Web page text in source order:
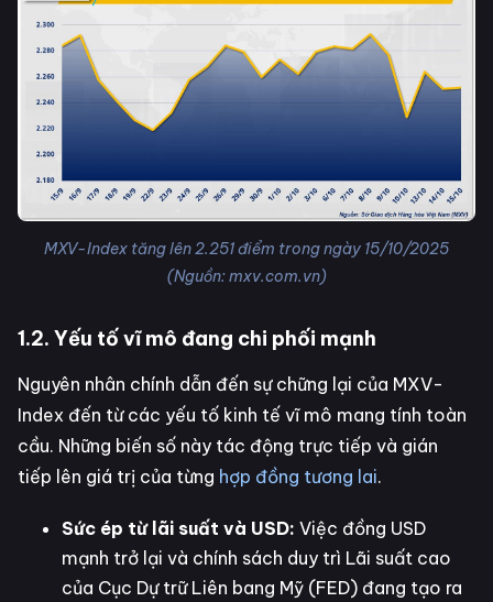
MXV-Index tăng lên 2.251 điểm trong ngày 15/10/2025
(Nguồn: mxv.com.vn)
1.2. Yếu tố vĩ mô đang chi phối mạnh
Nguyên nhân chính dẫn đến sự chững lại của MXV-
Index đến từ các yếu tố kinh tế vĩ mô mang tính toàn
cầu. Những biến số này tác động trực tiếp và gián
tiếp lên giá trị của từng hợp đồng tương lai.
Sức ép từ lãi suất và USD: Việc đồng USD
mạnh trở lại và chính sách duy trì Lãi suất cao
của Cục Dự trữ Liên bang Mỹ (FED) đang tạo ra